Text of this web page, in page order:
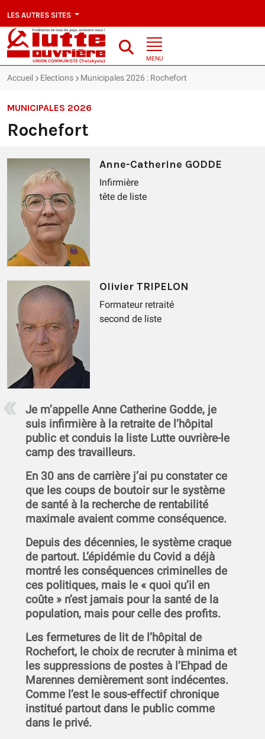
LES AUTRES SITES
MENU
Accueil Elections Municipales 2026 : Rochefort
MUNICIPALES 2026
Rochefort
Anne-Catherine GODDE
Infirmière
tête de liste
Olivier TRIPELON
Formateur retraité
second de liste
Je m’appelle Anne Catherine Godde, je
suis infirmière à la retraite de l’hôpital
public et conduis la liste Lutte ouvrière-le
camp des travailleurs.
En 30 ans de carrière j’ai pu constater ce
que les coups de boutoir sur le système
de santé à la recherche de rentabilité
maximale avaient comme conséquence.
Depuis des décennies, le système craque
de partout. L’épidémie du Covid a déjà
montré les conséquences criminelles de
ces politiques, mais le « quoi qu’il en
coûte » n’est jamais pour la santé de la
population, mais pour celle des profits.
Les fermetures de lit de l’hôpital de
Rochefort, le choix de recruter à minima et
les suppressions de postes à l’Ehpad de
Marennes dernièrement sont indécentes.
Comme l’est le sous-effectif chronique
institué partout dans le public comme
dans le privé.